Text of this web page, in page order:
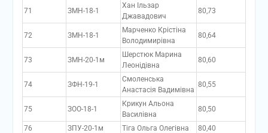
71 ЗМН-18-1
Хан Ільзар
Джавадович
80,73
72 ЗМН-18-1
Марченко Крістіна
Володимирівна
80,64
73 ЗМН-20-1м
Шерстюк Марина
Леонідівна
80,60
74 ЗФН-19-1
Смоленська
Анастасія Вадимівна
80,55
75 ЗОО-18-1
Крикун Альона
Василівна
80,50
76 ЗПУ-20-1м Тіга Ольга Олегівна 80,40